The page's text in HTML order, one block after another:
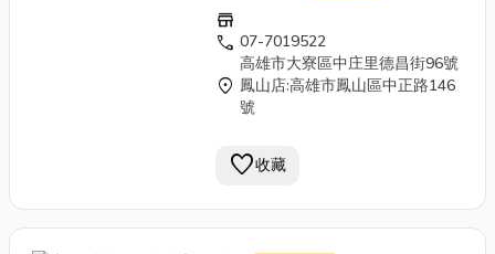
消防安全/公共安全檢查申報.高
雄專業承攬消防工程
安全檢查申報、消防滅火器材設
備保養與維護、我們擁有高品質
的施工技師，符合規範的消防設
防檢修申報公司
store
call 07-7019522
location_on
高雄市大寮區中庄里德昌街96號
鳳山店:高雄市鳳山區中正路146
號
favorite收藏